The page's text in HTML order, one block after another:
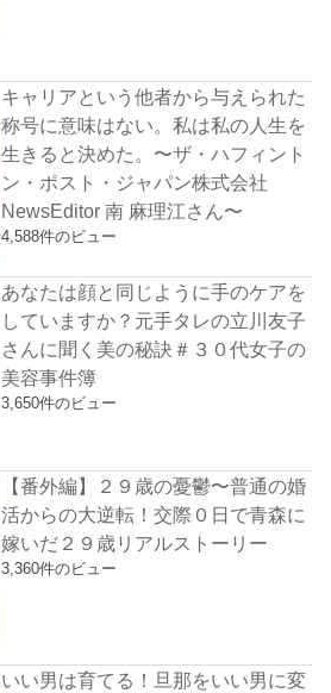
キャリアという他者から与えられた
称号に意味はない。私は私の人生を
生きると決めた。〜ザ・ハフィント
ン・ポスト・ジャパン株式会社
NewsEditor 南 麻理江さん〜
4,588件のビュー
あなたは顔と同じように手のケアを
していますか？元手タレの立川友子
さんに聞く美の秘訣＃３０代女子の
美容事件簿
3,650件のビュー
【番外編】２９歳の憂鬱〜普通の婚
活からの大逆転！交際０日で青森に
嫁いだ２９歳リアルストーリー
3,360件のビュー
いい男は育てる！旦那をいい男に変